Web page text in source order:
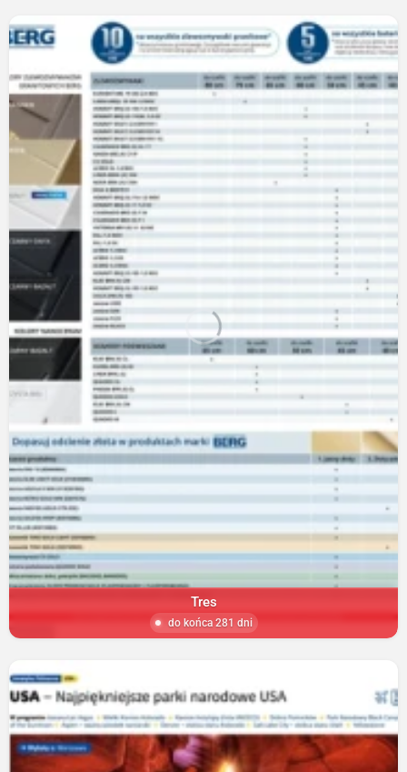
Tres
do końca 281 dni